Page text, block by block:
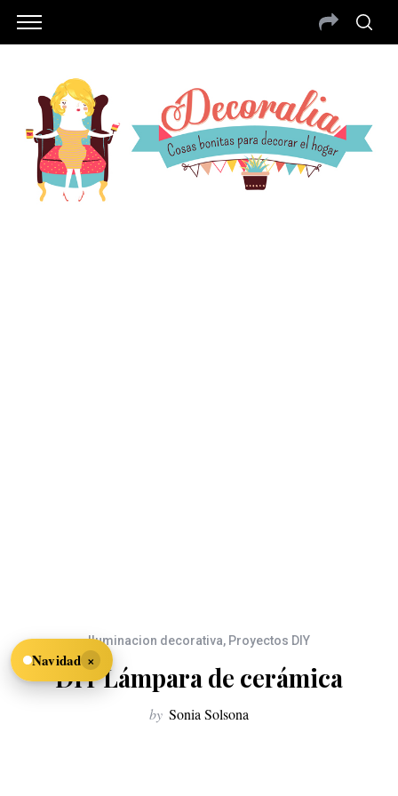
Iluminacion decorativa, Proyectos DIY
DIY Lámpara de cerámica
by Sonia Solsona
Navidad ×